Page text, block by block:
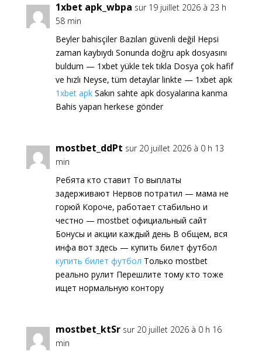
1xbet apk_wbpa sur 19 juillet 2026 à 23 h
58 min
Beyler bahisçiler Bazıları güvenli değil Hepsi
zaman kaybıydı Sonunda doğru apk dosyasını
buldum — 1xbet yükle tek tıkla Dosya çok hafif
ve hızlı Neyse, tüm detaylar linkte — 1xbet apk
1xbet apkSakın sahte apk dosyalarına kanma
Bahis yapan herkese gönder
mostbet_ddPt sur 20 juillet 2026 à 0 h 13
min
Ребята кто ставит То выплаты
задерживают Нервов потратил — мама не
горюй Короче, работает стабильно и
честно — mostbet официальный сайт
Бонусы и акции каждый день В общем, вся
инфа вот здесь — купить билет футбол
купить билет футбол Только mostbet
реально рулит Перешлите тому кто тоже
ищет нормальную контору
mostbet_ktSr sur 20 juillet 2026 à 0 h 16
min